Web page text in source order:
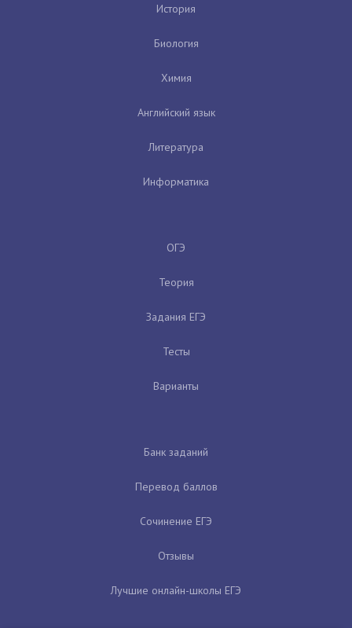
История
Биология
Химия
Английский язык
Литература
Информатика
ОГЭ
Теория
Задания ЕГЭ
Тесты
Варианты
Банк заданий
Перевод баллов
Сочинение ЕГЭ
Отзывы
Лучшие онлайн-школы ЕГЭ